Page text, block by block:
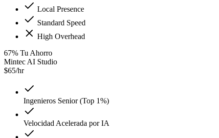
Local Presence
Standard Speed
High Overhead
67% Tu Ahorro
Mintec AI Studio
$65/hr
Ingenieros Senior (Top 1%)
Velocidad Acelerada por IA